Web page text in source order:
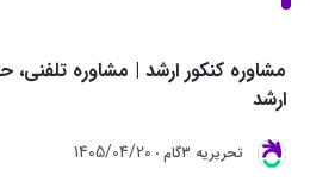
مشاوره کنکور ارشد | مشاوره
ارشد
تحريريه 3گام 1405/04/20